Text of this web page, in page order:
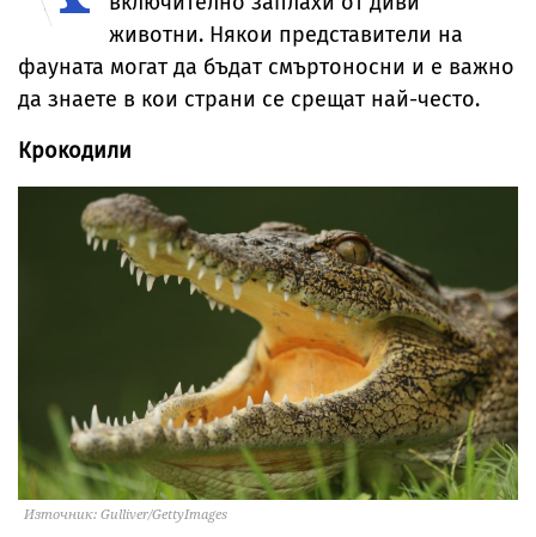
животни. Някои представители на
фауната могат да бъдат смъртоносни и е важно
да знаете в кои страни се срещат най-често.
Крокодили
Източник: Gulliver/GettyImages